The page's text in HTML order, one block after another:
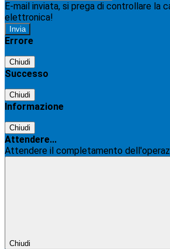
E-mail inviata, si prega di controllare la
elettronica!
Errore
Chiudi
Successo
Chiudi
Informazione
Chiudi
Attendere...
Attendere il completamento
Chiudi